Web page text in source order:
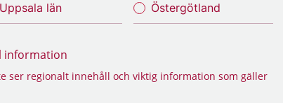
Uppsala län Östergötland
information
ser regionalt innehåll och viktig information som gäller